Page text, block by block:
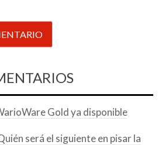
Gold ya disponible
será el siguiente en pisar la